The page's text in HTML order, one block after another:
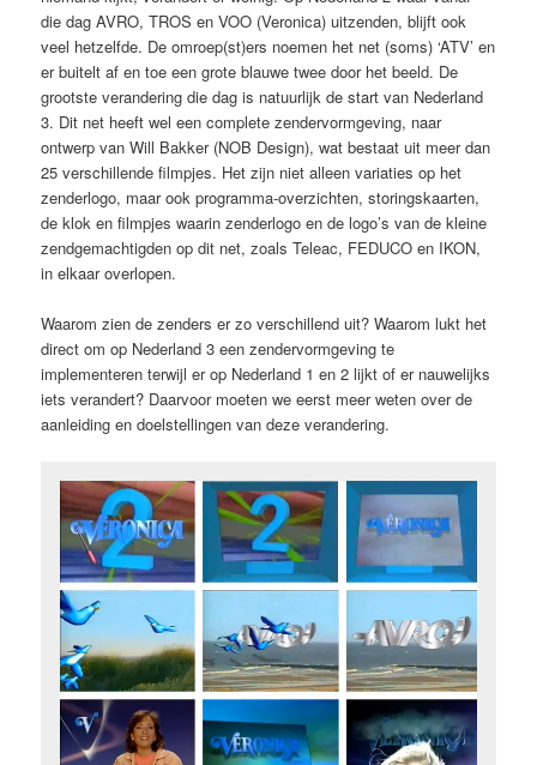
die dag AVRO, TROS en VOO (Veronica) uitzenden, blijft ook
veel hetzelfde. De omroep(st)ers noemen het net (soms) ‘ATV’ en
er buitelt af en toe een grote blauwe twee door het beeld. De
grootste verandering die dag is natuurlijk de start van Nederland
3. Dit net heeft wel een complete zendervormgeving, naar
ontwerp van Will Bakker (NOB Design), wat bestaat uit meer dan
25 verschillende filmpjes. Het zijn niet alleen variaties op het
zenderlogo, maar ook programma-overzichten, storingskaarten,
de klok en filmpjes waarin zenderlogo en de logo’s van de kleine
zendgemachtigden op dit net, zoals Teleac, FEDUCO en IKON,
in elkaar overlopen.
Waarom zien de zenders er zo verschillend uit? Waarom lukt het
direct om op Nederland 3 een zendervormgeving te
implementeren terwijl er op Nederland 1 en 2 lijkt of er nauwelijks
iets verandert? Daarvoor moeten we eerst meer weten over de
aanleiding en doelstellingen van deze verandering.